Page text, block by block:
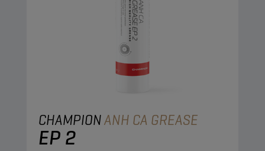
CHAMPIONANH CA GREASE
EP 2